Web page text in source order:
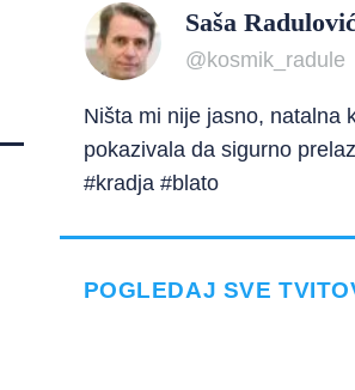
Saša
@kosmik_radule
Ništa mi nije jasno, natalna
pokazivala da sigurno
#kradja #blato
POGLEDAJ SVE